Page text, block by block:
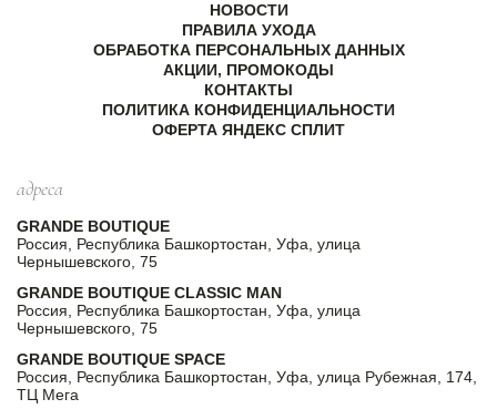
НОВОСТИ
ПРАВИЛА УХОДА
ОБРАБОТКА ПЕРСОНАЛЬНЫХ ДАННЫХ
АКЦИИ, ПРОМОКОДЫ
КОНТАКТЫ
ПОЛИТИКА КОНФИДЕНЦИАЛЬНОСТИ
ОФЕРТА ЯНДЕКС СПЛИТ
адреса
GRANDE BOUTIQUE
Россия, Республика Башкортостан, Уфа, улица
Чернышевского, 75
GRANDE BOUTIQUE CLASSIC MAN
Россия, Республика Башкортостан, Уфа, улица
Чернышевского, 75
GRANDE BOUTIQUE SPACE
Россия, Республика Башкортостан, Уфа, улица Рубежная, 174,
ТЦ Мега